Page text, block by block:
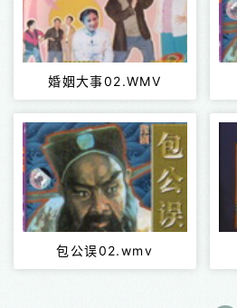
婚姻大事02.WMV
包公误02.wmv